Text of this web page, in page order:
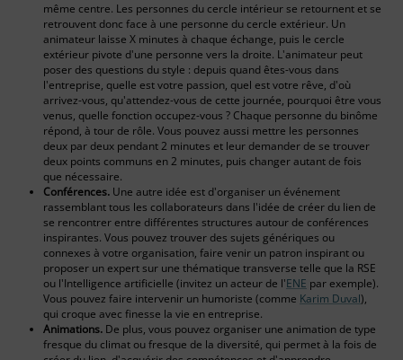
même centre. Les personnes du cercle intérieur se retournent et se
retrouvent donc face à une personne du cercle extérieur. Un
animateur laisse X minutes à chaque échange, puis le cercle
extérieur pivote d'une personne vers la droite. L'animateur peut
poser des questions du style : depuis quand êtes-vous dans
l'entreprise, quelle est votre passion, quel est votre rêve, d'où
arrivez-vous, qu'attendez-vous de cette journée, pourquoi être vous
venus, quelle fonction occupez-vous ? Chaque personne du binôme
répond, à tour de rôle. Vous pouvez aussi mettre les personnes
deux par deux pendant 2 minutes et leur demander de se trouver
deux points communs en 2 minutes, puis changer autant de fois
que nécessaire.
Conférences. Une autre idée est d'organiser un événement
rassemblant tous les collaborateurs dans l'idée de créer du lien de
se rencontrer entre différentes structures autour de conférences
inspirantes. Vous pouvez trouver des sujets génériques ou
connexes à votre organisation, faire venir un patron inspirant ou
proposer un expert sur une thématique transverse telle que la RSE
ou l'Intelligence artificielle (invitez un acteur de l'ENE par exemple).
Vous pouvez faire intervenir un humoriste (comme Karim Duval),
qui croque avec finesse la vie en entreprise.
Animations. De plus, vous pouvez organiser une animation de type
fresque du climat ou fresque de la diversité, qui permet à la fois de